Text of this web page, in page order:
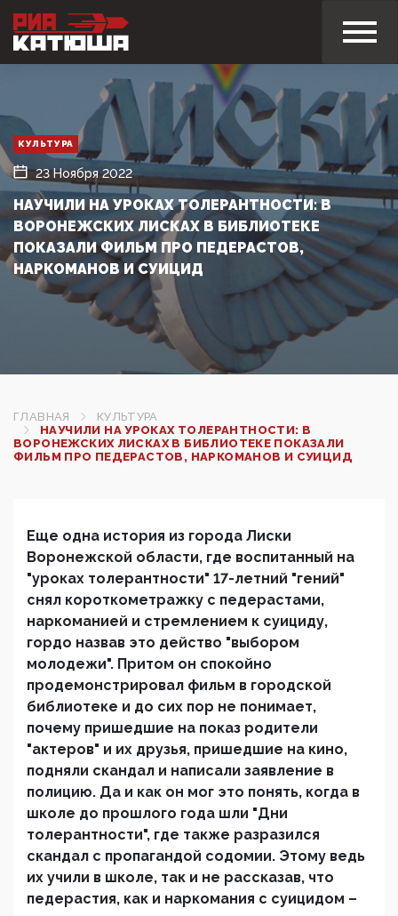
КУЛЬТУРА
23 Ноября 2022
НАУЧИЛИ НА УРОКАХ ТОЛЕРАНТНОСТИ: В
ВОРОНЕЖСКИХ ЛИСКАХ В БИБЛИОТЕКЕ
ПОКАЗАЛИ ФИЛЬМ ПРО ПЕДЕРАСТОВ,
НАРКОМАНОВ И СУИЦИД
ГЛАВНАЯ
КУЛЬТУРА
НАУЧИЛИ НА УРОКАХ ТОЛЕРАНТНОСТИ: В
ВОРОНЕЖСКИХ ЛИСКАХ В БИБЛИОТЕКЕ ПОКАЗАЛИ
ФИЛЬМ ПРО ПЕДЕРАСТОВ, НАРКОМАНОВ И СУИЦИД
Еще одна история из города Лиски
Воронежской области, где воспитанный на
"уроках толерантности" 17-летний "гений"
снял короткометражку с педерастами,
наркоманией и стремлением к суициду,
гордо назвав это действо "выбором
молодежи". Притом он спокойно
продемонстрировал фильм в городской
библиотеке и до сих пор не понимает,
почему пришедшие на показ родители
"актеров" и их друзья, пришедшие на кино,
подняли скандал и написали заявление в
полицию. Да и как он мог это понять, когда в
школе до прошлого года шли "Дни
толерантности", где также разразился
скандал с пропагандой содомии. Этому ведь
их учили в школе, так и не рассказав, что
педерастия, как и наркомания с суицидом –